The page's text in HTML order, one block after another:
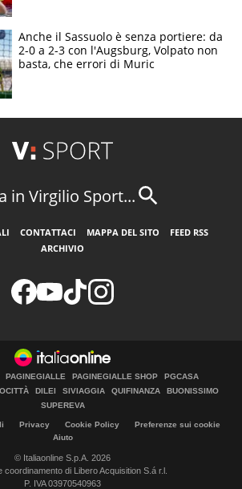
Anche il Sassuolo è senza portiere: da
2-0 a 2-3 con l'Augsburg, Volpato non
basta, che errori di Muric
in Virgilio Sport...
CONTATTACI MAPPA DEL SITO
FEED RSS
ARCHIVIO
PAGINEGIALLE PAGINEGIALLE SHOP
PGCASA
DILEI SIVIAGGIA QUIFINANZA
BUONISSIMO
SUPEREVA
Privacy Cookie Policy
Preferenze sui cookie
Aiuto
© Italiaonline S.p.A. 2026
coordinamento di Libero Acquisition S.á r.l.
P. IVA 03970540963